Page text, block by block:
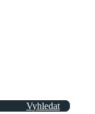
Vyhledat